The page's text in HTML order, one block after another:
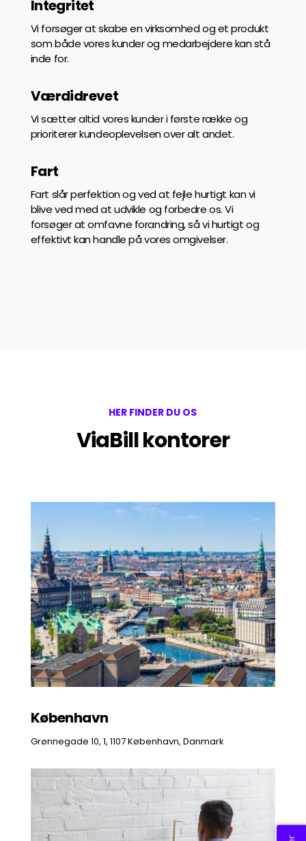
Integritet
Vi forsøger at skabe en virksomhed og et produkt
som både vores kunder og medarbejdere kan stå
inde for.
Værdidrevet
Vi sætter altid vores kunder i første række og
prioriterer kundeoplevelsen over alt andet.
Fart
Fart slår perfektion og ved at fejle hurtigt kan vi
blive ved med at udvikle og forbedre os. Vi
forsøger at omfavne forandring, så vi hurtigt og
effektivt kan handle på vores omgivelser.
HER FINDER DU OS
ViaBill kontorer
København
Grønnegade 10, 1, 1107 København, Danmark